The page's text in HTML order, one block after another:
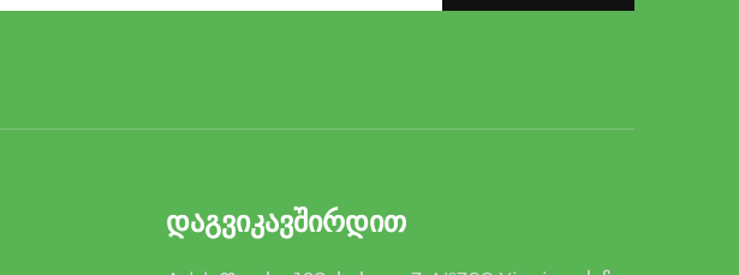
ᲓᲐᲒᲕᲘᲙᲐᲕᲨᲘᲠᲓᲘᲗ